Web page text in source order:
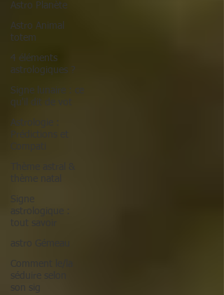
Astro Planète
Astro Animal
totem
4 éléments
astrologiques ?
Signe lunaire : ce
qu'il dit de vot
Astrologie :
Prédictions et
Compati